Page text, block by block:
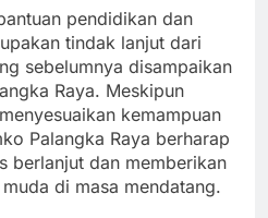
pendidikan dan
tindak lanjut dari
sebelumnya disampaikan
Raya. Meskipun
kemampuan
Palangka Raya berharap
berlanjut dan memberikan
di masa mendatang.